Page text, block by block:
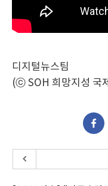
디지털뉴스팀
(ⓒ SOH 희망지성